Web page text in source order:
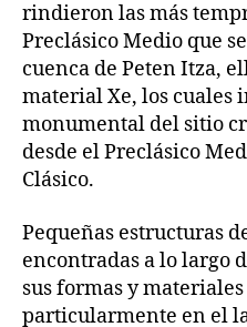
rindieron las más
Preclásico Medio que
cuenca de Peten Itza,
material Xe, los cuales
monumental del sitio
desde el Preclásico
Clásico.
Pequeñas estructuras
encontradas a lo largo
sus formas y
particularmente en el